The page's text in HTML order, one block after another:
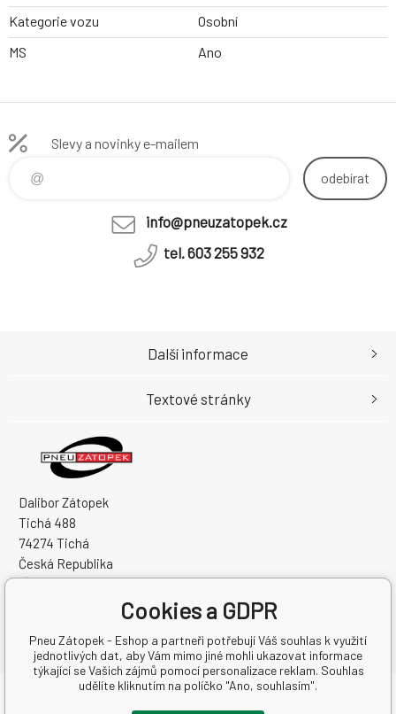
Kategorie vozu
Osobní
MS
Ano
Slevy a novinky e-mailem
odebírat
info@pneuzatopek.cz
tel. 603 255 932
Dalibor Zátopek
Tichá 488
74274 Tichá
Česká Republika
IČO: 63724383
DIČ: CZ7504094994
Další informace
Textové stránky
Cookies a GDPR
Pneu Zátopek - Eshop a partneři potřebují Váš souhlas k využití
jednotlivých dat, aby Vám mimo jiné mohli ukazovat informace
týkající se Vašich zájmů pomocí personalizace reklam. Souhlas
udělíte kliknutím na políčko "Ano, souhlasím".